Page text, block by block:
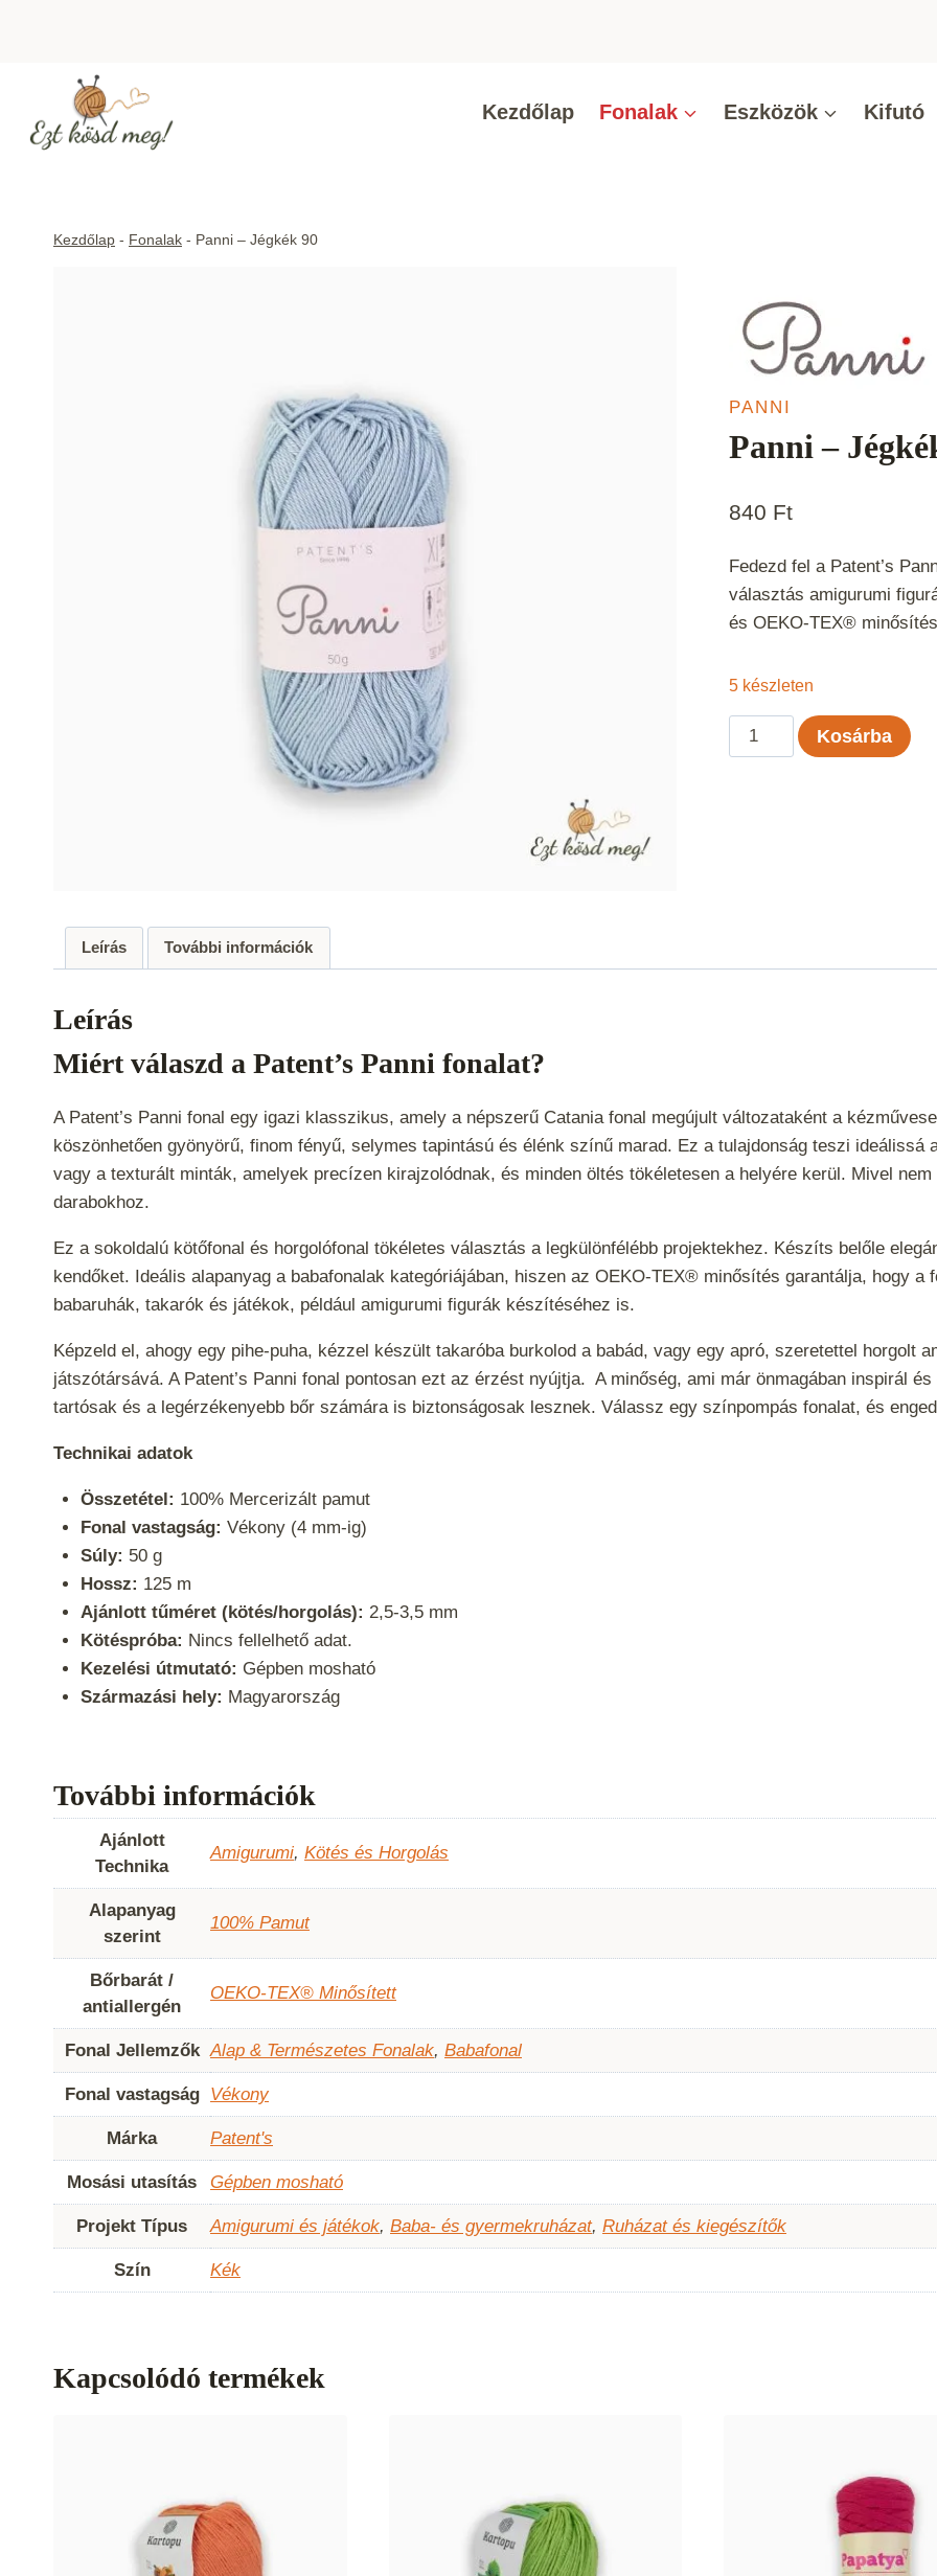
Kezdőlap Fonalak Eszközök Kifutó
Kezdőlap - Fonalak - Panni – Jégkék 90
PANNI
Panni –
840 Ft
Fedezd fel a Patent’s
választás amigurumi
és OEKO-TEX®
5 készleten
Panni
-
Kosárba
Leírás További információk
Leírás
Miért válaszd a Patent’s Panni fonalat?
A Patent’s Panni fonal egy igazi klasszikus, amely a népszerű Catania fonal megújult változataként a
köszönhetően gyönyörű, finom fényű, selymes tapintású és élénk színű marad. Ez a tulajdonság teszi
vagy a texturált minták, amelyek precízen kirajzolódnak, és minden öltés tökéletesen a helyére kerül. Mivel
darabokhoz.
Ez a sokoldalú kötőfonal és horgolófonal tökéletes választás a legkülönfélébb projektekhez. Készíts belőle
kendőket. Ideális alapanyag a babafonalak kategóriájában, hiszen az OEKO-TEX® minősítés garantálja, hogy
babaruhák, takarók és játékok, például amigurumi figurák készítéséhez is.
Képzeld el, ahogy egy pihe-puha, kézzel készült takaróba burkolod a babád, vagy egy apró, szeretettel horgolt
játszótársává. A Patent’s Panni fonal pontosan ezt az érzést nyújtja. A minőség, ami már önmagában inspirál
tartósak és a legérzékenyebb bőr számára is biztonságosak lesznek. Válassz egy színpompás fonalat, és
Technikai adatok
Összetétel: 100% Mercerizált pamut
Fonal vastagság: Vékony (4 mm-ig)
Súly: 50 g
Hossz: 125 m
Ajánlott tűméret (kötés/horgolás): 2,5-3,5 mm
Kötéspróba: Nincs fellelhető adat.
Kezelési útmutató: Gépben mosható
Származási hely: Magyarország
További információk
Ajánlott
Technika
Amigurumi, Kötés és Horgolás
Alapanyag
szerint
100% Pamut
Bőrbarát /
antiallergén
OEKO-TEX® Minősített
Fonal Jellemzők Alap & Természetes Fonalak, Babafonal
Fonal vastagság Vékony
Márka Patent's
Mosási utasítás Gépben mosható
Projekt Típus Amigurumi és játékok, Baba- és gyermekruházat, Ruházat és kiegészítők
Szín Kék
Kapcsolódó termékek